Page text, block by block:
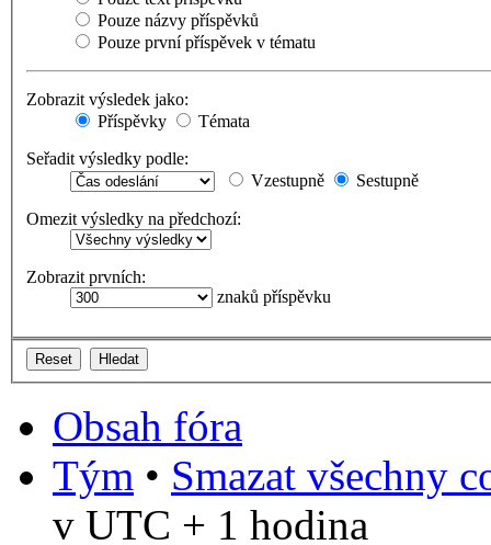
Pouze názvy příspěvků
Pouze první příspěvek v tématu
Zobrazit výsledek jako:
Příspěvky
Témata
Seřadit výsledky podle:
Vzestupně
Sestupně
Omezit výsledky na předchozí:
Zobrazit prvních:
znaků příspěvku
Obsah fóra
Tým • Smazat všechny
v UTC + 1 hodina